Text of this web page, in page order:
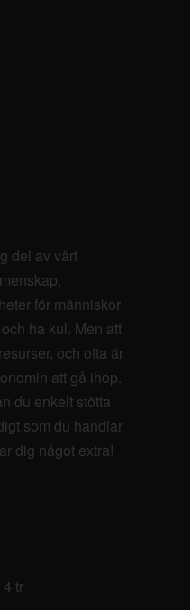
del av vårt
för människor
ha kul. Men att
och ofta är
att gå ihop.
du enkelt stötta
som du handlar
dig något extra!
tr